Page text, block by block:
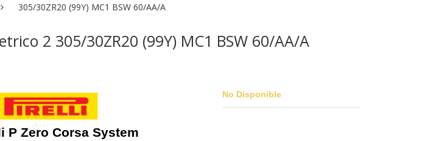
305/30ZR20 (99Y) MC1 BSW 60/AA/A
2 305/30ZR20 (99Y) MC1 BSW 60/AA/A
P Zero Corsa System
No Disponible